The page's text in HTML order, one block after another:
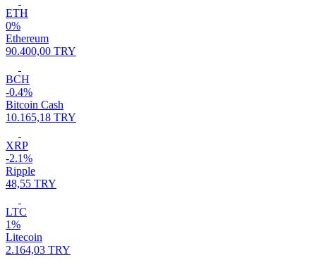
ETH
0%
Ethereum
90.400,00 TRY
BCH
-0.4%
Bitcoin Cash
10.165,18 TRY
XRP
-2.1%
Ripple
48,55 TRY
LTC
1%
Litecoin
2.164,03 TRY